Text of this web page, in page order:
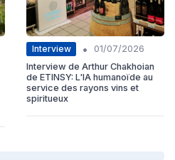
Interview •
01/07/2026
Interview de Arthur Chakhoian
de ETINSY: L'IA humanoïde au
service des rayons vins et
spiritueux